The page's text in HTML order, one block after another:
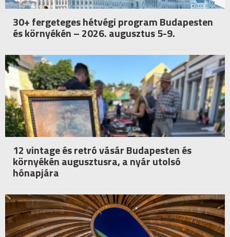
30+ fergeteges hétvégi program Budapesten
és környékén – 2026. augusztus 5-9.
12 vintage és retró vásár Budapesten és
környékén augusztusra, a nyár utolsó
hónapjára